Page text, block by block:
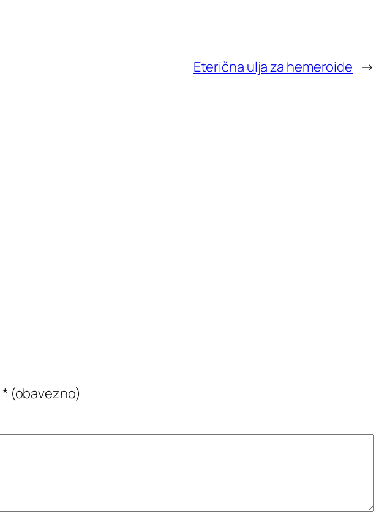
Eterična ulja za hemeroide →
* (obavezno)